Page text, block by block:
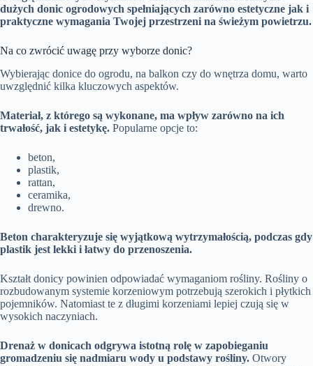
dużych donic ogrodowych spełniających zarówno estetyczne jak i
praktyczne wymagania Twojej przestrzeni na świeżym powietrzu.
Na co zwrócić uwagę przy wyborze donic?
Wybierając donice do ogrodu, na balkon czy do wnętrza domu, warto
uwzględnić kilka kluczowych aspektów.
Materiał, z którego są wykonane, ma wpływ zarówno na ich
trwałość, jak i estetykę. Popularne opcje to:
beton,
plastik,
rattan,
ceramika,
drewno.
Beton charakteryzuje się wyjątkową wytrzymałością, podczas gdy
plastik jest lekki i łatwy do przenoszenia.
Kształt donicy powinien odpowiadać wymaganiom rośliny. Rośliny o
rozbudowanym systemie korzeniowym potrzebują szerokich i płytkich
pojemników. Natomiast te z długimi korzeniami lepiej czują się w
wysokich naczyniach.
Drenaż w donicach odgrywa istotną rolę w zapobieganiu
gromadzeniu się nadmiaru wody u podstawy rośliny. Otwory